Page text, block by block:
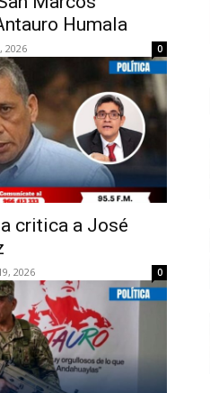
Humala
2026 0
critica a José
2026 0